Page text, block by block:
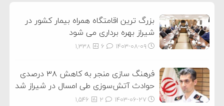
بزرگ ترین اقامتگاه همراه بیمار کشور در
شیراز بهره برداری می شود
۱۴۰۳-۰۸-۰۹ 1,338
فرهنگ سازی منجر به کاهش ۳۸ درصدی
حوادث آتش‌سوزی طی امسال در شیراز شد
۱۴۰۳-۰۶-۲۷ 1,546